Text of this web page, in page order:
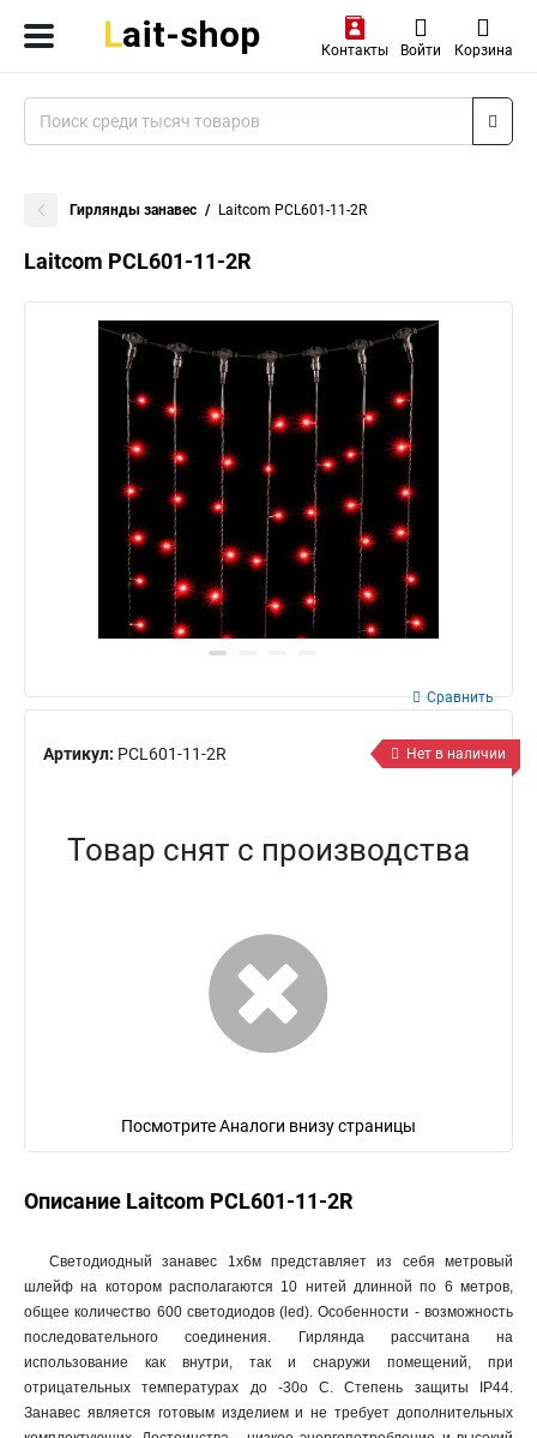
Контакты Войти Корзина
Гирлянды занавес Laitcom PCL601-11-2R
Laitcom PCL601-11-2R
Артикул: PCL601-11-2R
Сравнить
Нет в наличии
Товар снят с производства
Посмотрите Аналоги внизу страницы
Описание Laitcom PCL601-11-2R
Светодиодный занавес 1x6м представляет из себя метровый
шлейф на котором располагаются 10 нитей длинной по 6 метров,
общее количество 600 светодиодов (led). Особенности - возможность
последовательного соединения. Гирлянда рассчитана на
использование как внутри, так и снаружи помещений, при
отрицательных температурах до -30o C. Степень защиты IP44.
Занавес является готовым изделием и не требует дополнительных